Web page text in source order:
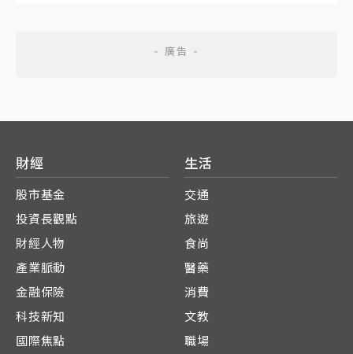
財經
股市基金
投資長觀點
財經人物
產業脈動
金融保險
科技新知
國際焦點
生活
交通
旅遊
食尚
醫藥
消費
文教
職場